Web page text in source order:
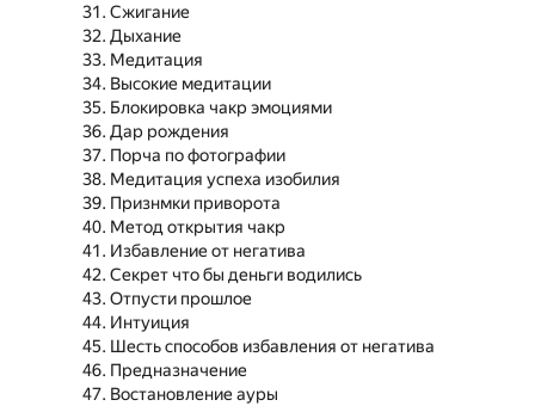
Сжигание
Дыхание
Медитация
Высокие медитации
Блокировка чакр эмоциями
Дар рождения
Порча по фотографии
Медитация успеха изобилия
Признмки приворота
Метод открытия чакр
Избавление от негатива
Секрет что бы деньги водились
Отпусти прошлое
Интуиция
Шесть способов избавления от негатива
Предназначение
Востановление ауры